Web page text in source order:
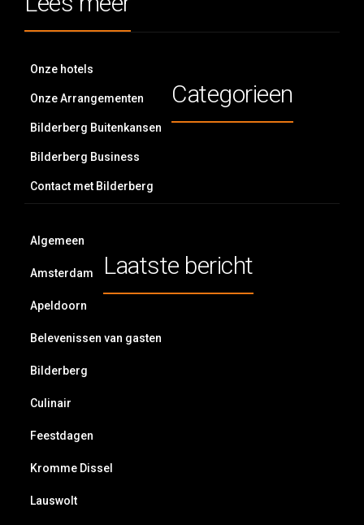
Onze hotels
Onze Arrangementen
Bilderberg Buitenkansen
Bilderberg Business
Contact met Bilderberg
Categorieen
Algemeen
Amsterdam
Apeldoorn
Belevenissen van gasten
Bilderberg
Culinair
Feestdagen
Kromme Dissel
Lauswolt
Laatste bericht